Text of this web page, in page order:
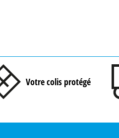
Votre colis protégé